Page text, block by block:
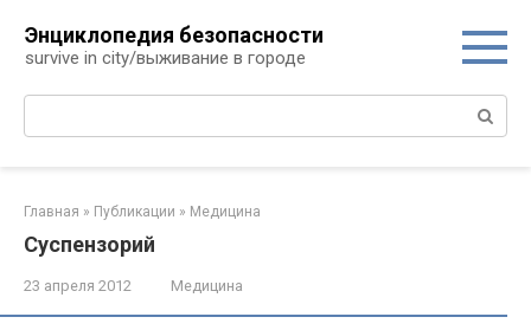
контенту
Энциклопедия безопасности
survive in city/выживание в городе
Поиск:
Главная » Публикации » Медицина
Суспензорий
23 апреля 2012 Медицина